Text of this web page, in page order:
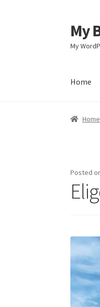
Skip
to
Skip
to
content
My
My
Home
HomeHome
Posted